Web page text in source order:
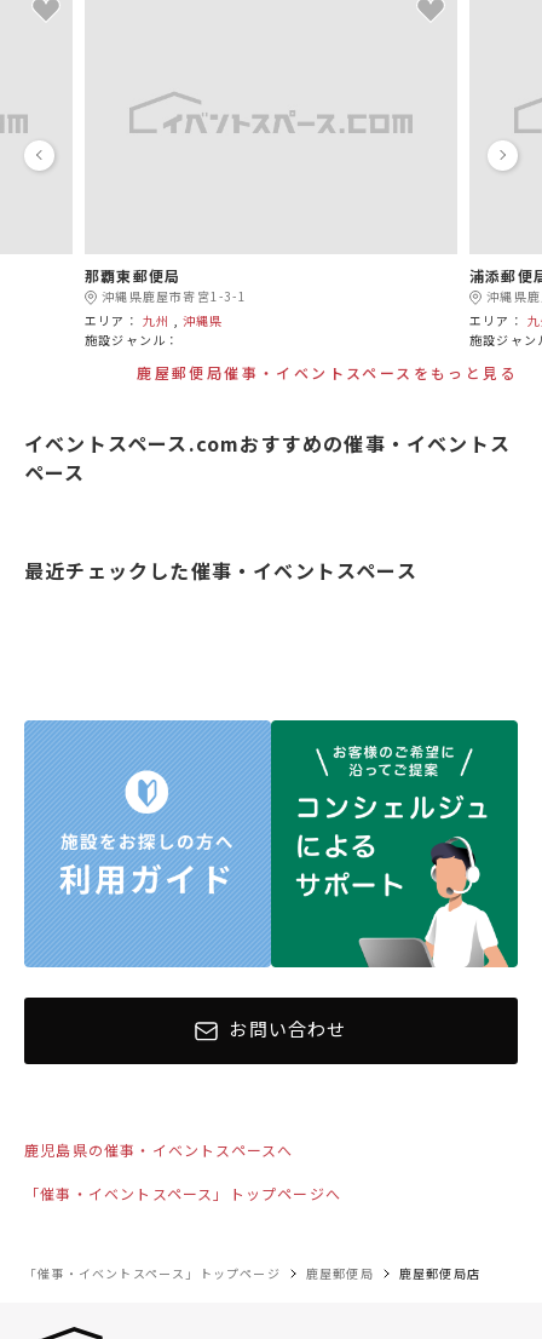
那覇東郵便局
沖縄県鹿屋市寄宮1-3-1
エリア： 九州 ,沖縄県
施設ジャンル：
浦添郵便
沖縄県
エリア：
施設ジャン
鹿屋郵便局催事・イベントスペースをもっと見る
イベントスペース.comおすすめの催事・イベントス
ペース
最近チェックした催事・イベントスペース
お問い合わせ
鹿児島県の催事・イベントスペースへ
「催事・イベントスペース」トップページへ
「催事・イベントスペース」トップページ 鹿屋郵便局 鹿屋郵便局店